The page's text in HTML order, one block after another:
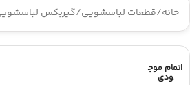
خانه/قطعات لباسشویی/گیربکس
اتمام موج
ودی